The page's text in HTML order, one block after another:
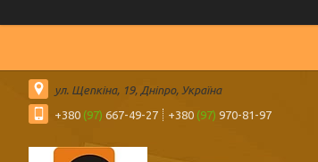
ул. Щепкіна, 19, Дніпро, Україна
+380 (97) 667-49-27 +380 (97) 970-81-97